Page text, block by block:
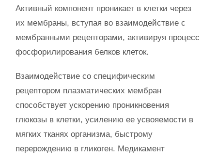
Активный компонент проникает в клетки через
их мембраны, вступая во взаимодействие с
мембранными рецепторами, активируя процесс
фосфорилирования белков клеток.
Взаимодействие со специфическим
рецептором плазматических мембран
способствует ускорению проникновения
глюкозы в клетки, усилению ее усвояемости в
мягких тканях организма, быстрому
перерождению в гликоген. Медикамент